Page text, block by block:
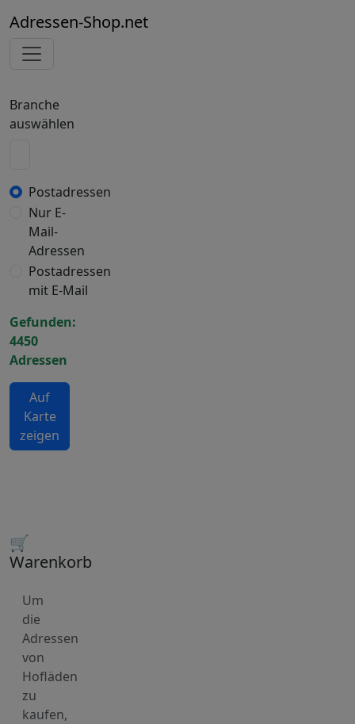
Adressen-Shop.net
Branche
auswählen
Postadressen
Nur E-
Mail-
Adressen
Postadressen
mit E-Mail
Gefunden:
4450
Adressen
Auf
Karte
zeigen
🛒
Warenkorb
Um
die
Adressen
von
Hofläden
zu
kaufen,